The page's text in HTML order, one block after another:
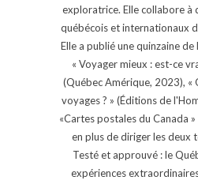
exploratrice. Elle collabore à
québécois et internationaux
Elle a publié une quinzaine
« Voyager mieux : est-ce
(Québec Amérique, 2023), «
voyages ? » (Éditions de
«Cartes postales du Canada
en plus de diriger les deux
Testé et approuvé : le
expériences